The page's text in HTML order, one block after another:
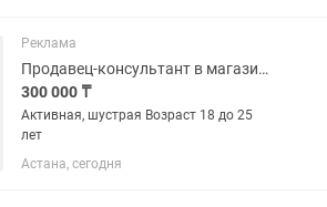
Реклама
Продавец-консультант в магазине одежды
300 000 ₸
Активная, шустрая Возраст 18 до 25
лет
Астана, сегодня